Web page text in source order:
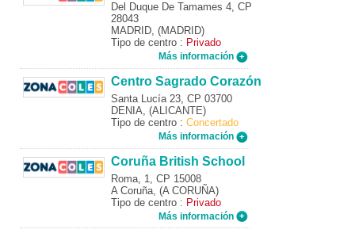
Del Duque De Tamames 4, CP
28043
MADRID, (MADRID)
Tipo de centro : Privado
Más información
Centro Sagrado Corazón
Santa Lucía 23, CP 03700
DENIA, (ALICANTE)
Tipo de centro : Concertado
Más información
Coruña British School
Roma, 1, CP 15008
A Coruña, (A CORUÑA)
Tipo de centro : Privado
Más información